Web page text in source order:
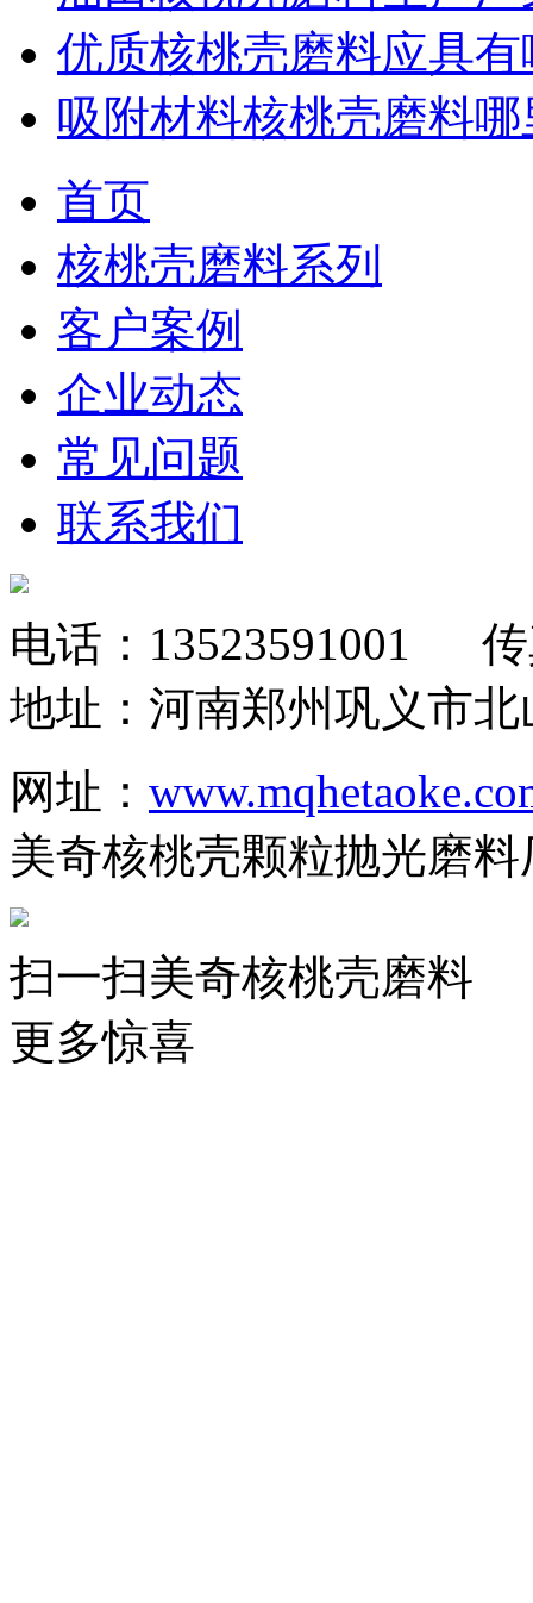
优质核桃壳磨料应具
吸附材料核桃壳磨料
首页
核桃壳磨料系列
客户案例
企业动态
常见问题
联系我们
电话： 13523591001 传
地址：河南郑州巩义市
网址：
美奇核桃壳颗粒抛光磨
扫一扫美奇核桃壳磨料
更多惊喜